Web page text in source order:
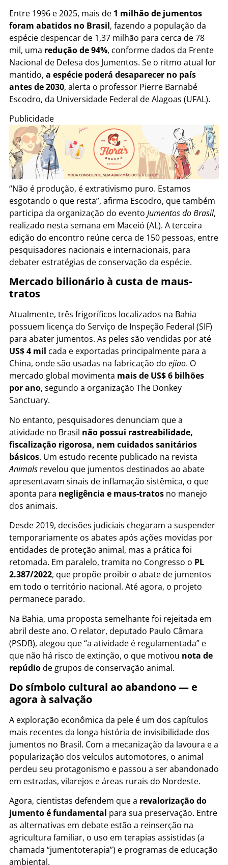
Entre 1996 e 2025, mais de 1 milhão de jumentos
foram abatidos no Brasil, fazendo a população da
espécie despencar de 1,37 milhão para cerca de 78
mil, uma redução de 94%, conforme dados da Frente
Nacional de Defesa dos Jumentos. Se o ritmo atual for
mantido, a espécie poderá desaparecer no país
antes de 2030, alerta o professor Pierre Barnabé
Escodro, da Universidade Federal de Alagoas (UFAL).
Publicidade
“Não é produção, é extrativismo puro. Estamos
esgotando o que resta”, afirma Escodro, que também
participa da organização do evento Jumentos do Brasil,
realizado nesta semana em Maceió (AL). A terceira
edição do encontro reúne cerca de 150 pessoas, entre
pesquisadores nacionais e internacionais, para
debater estratégias de conservação da espécie.
Mercado bilionário à custa de maus-
tratos
Atualmente, três frigoríficos localizados na Bahia
possuem licença do Serviço de Inspeção Federal (SIF)
para abater jumentos. As peles são vendidas por até
US$ 4 mil cada e exportadas principalmente para a
China, onde são usadas na fabricação do ejiao. O
mercado global movimenta mais de US$ 6 bilhões
por ano, segundo a organização The Donkey
Sanctuary.
No entanto, pesquisadores denunciam que a
atividade no Brasil não possui rastreabilidade,
fiscalização rigorosa, nem cuidados sanitários
básicos. Um estudo recente publicado na revista
Animals revelou que jumentos destinados ao abate
apresentavam sinais de inflamação sistêmica, o que
aponta para negligência e maus-tratos no manejo
dos animais.
Desde 2019, decisões judiciais chegaram a suspender
temporariamente os abates após ações movidas por
entidades de proteção animal, mas a prática foi
retomada. Em paralelo, tramita no Congresso o PL
2.387/2022, que propõe proibir o abate de jumentos
em todo o território nacional. Até agora, o projeto
permanece parado.
Na Bahia, uma proposta semelhante foi rejeitada em
abril deste ano. O relator, deputado Paulo Câmara
(PSDB), alegou que “a atividade é regulamentada” e
que não há risco de extinção, o que motivou nota de
repúdiode grupos de conservação animal.
Do símbolo cultural ao abandono — e
agora à salvação
A exploração econômica da pele é um dos capítulos
mais recentes da longa história de invisibilidade dos
jumentos no Brasil. Com a mecanização da lavoura e a
popularização dos veículos automotores, o animal
perdeu seu protagonismo e passou a ser abandonado
em estradas, vilarejos e áreas rurais do Nordeste.
Agora, cientistas defendem que a revalorização do
jumento é fundamental para sua preservação. Entre
as alternativas em debate estão a reinserção na
agricultura familiar, o uso em terapias assistidas (a
chamada “jumentoterapia”) e programas de educação
ambiental.